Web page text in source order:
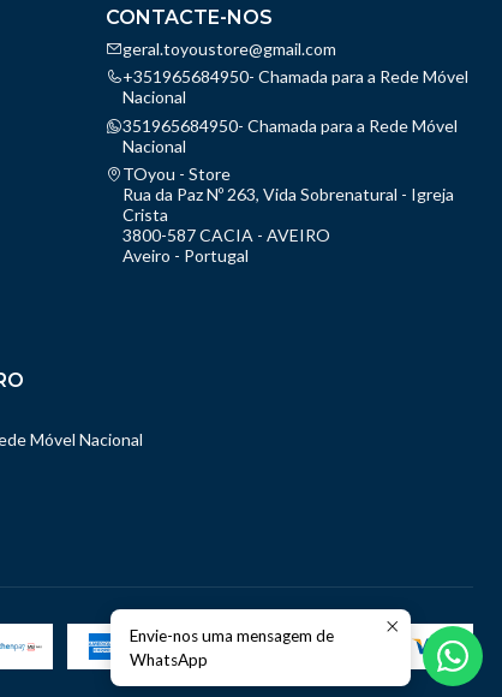
CONTACTE-NOS
geral.toyoustore@gmail.com
+351965684950- Chamada para a Rede Móvel
Nacional
351965684950- Chamada para a Rede Móvel
Nacional
TOyou - Store
Rua da Paz Nº 263, Vida Sobrenatural - Igreja
Crista
3800-587 CACIA - AVEIRO
Aveiro - Portugal
Móvel Nacional
Envie-nos uma mensagem de
WhatsApp